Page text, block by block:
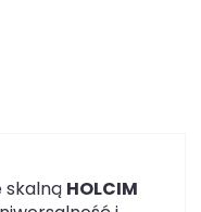
skalną HOLCIM